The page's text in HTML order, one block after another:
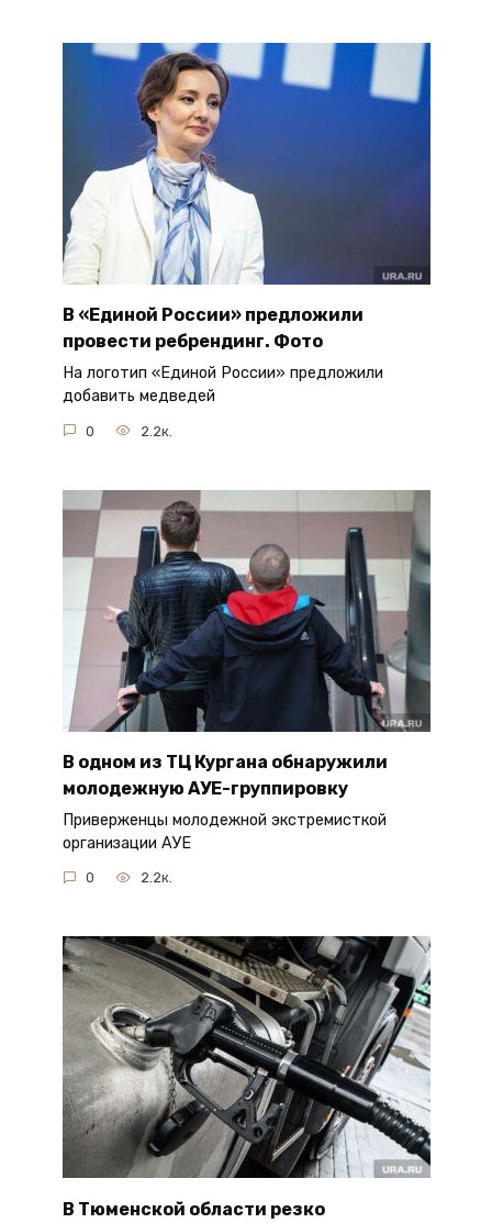
В «Единой России» предложили
провести ребрендинг. Фото
На логотип «Единой России» предложили
добавить медведей
0 2.2к.
В одном из ТЦ Кургана обнаружили
молодежную АУЕ-группировку
Приверженцы молодежной экстремисткой
организации АУЕ
0 2.2к.
В Тюменской области резко